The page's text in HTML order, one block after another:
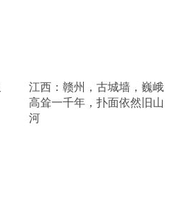
江西：赣州，古城墙，巍峨
高耸一千年，扑面依然旧山
河